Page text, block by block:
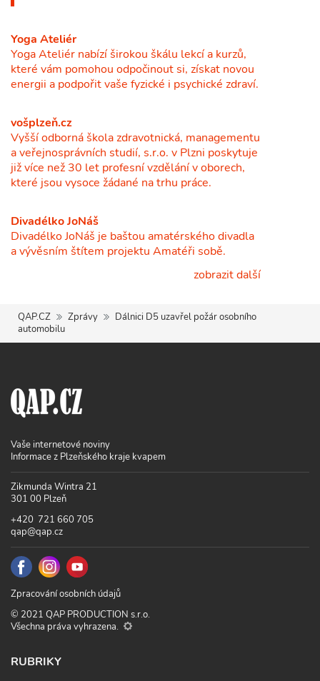
Yoga Ateliér
Yoga Ateliér nabízí širokou škálu lekcí a kurzů,
které vám pomohou odpočinout si, získat novou
energii a podpořit vaše fyzické i psychické zdraví.
vošplzeň.cz
Vyšší odborná škola zdravotnická, managementu
a veřejnosprávních studií, s.r.o. v Plzni poskytuje
již více než 30 let profesní vzdělání v oborech,
které jsou vysoce žádané na trhu práce.
Divadélko JoNáš
Divadélko JoNáš je baštou amatérského divadla
a vývěsním štítem projektu Amatéři sobě.
zobrazit další
QAP.CZ Zprávy
Dálnici D5 uzavřel požár osobního
automobilu
Vaše internetové noviny
Informace z Plzeňského kraje kvapem
Zikmunda Wintra 21
301 00 Plzeň
+420 721 660 705
qap@qap.cz
Zpracování osobních údajů
© 2021 QAP PRODUCTION s.r.o.
Všechna práva vyhrazena.
RUBRIKY